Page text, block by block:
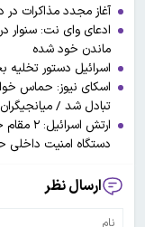
آغاز مجدد مذاکرات
ادعای وا‌ی نت: سنوار
ماندن خود شده
اسرائیل دستور
اسکای نیوز: حماس
تبادل شد /
ارتش
دستگاه امنیت
ارسال نظر